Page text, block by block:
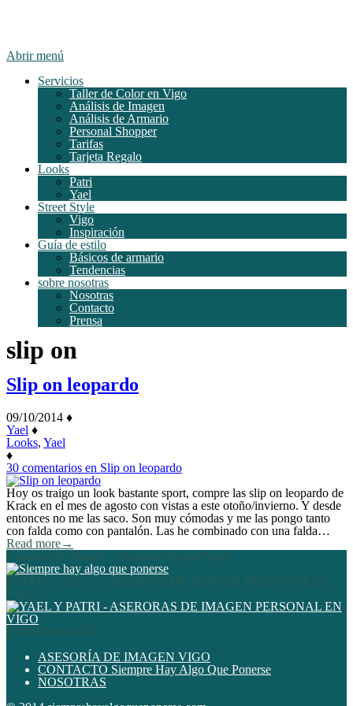
Abrir menú
Servicios
Taller de Color en Vigo
Análisis de Imagen
Análisis de Armario
Personal Shopper
Tarifas
Tarjeta Regalo
Looks
Patri
Yael
Street Style
Vigo
Inspiración
Guía de estilo
Básicos de armario
Tendencias
sobre nosotras
Nosotras
Contacto
Prensa
slip on
Slip on leopardo
09/10/2014 ♦
Yael ♦
Looks, Yael
♦
30 comentarios en Slip on leopardo
Hoy os traigo un look bastante sport, compre las slip on leopardo de
Krack en el mes de agosto con vistas a este otoño/invierno. Y desde
entonces no me las saco. Son muy cómodas y me las pongo tanto
con falda como con pantalón. Las he combinado con una falda…
Read more→
Asesoría de imagen – Personal shopper Vigo
PATRI Y YAEL – ASERORAS DE IMAGEN PERSONAL EN
VIGO
INFORMACIÓN
ASESORÍA DE IMAGEN VIGO
CONTACTO Siempre Hay Algo Que Ponerse
NOSOTRAS